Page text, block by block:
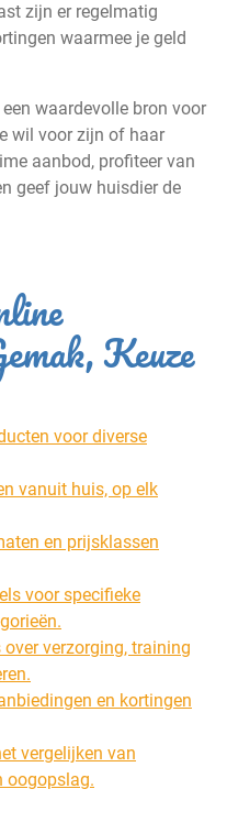
zijn er regelmatig
waarmee je geld
waardevolle bron voor
wil voor zijn of haar
aanbod, profiteer van
geef jouw huisdier de
Keuze
voor diverse
vanuit huis, op elk
en prijsklassen
voor specifieke
verzorging, training
en kortingen
vergelijken van
oogopslag.